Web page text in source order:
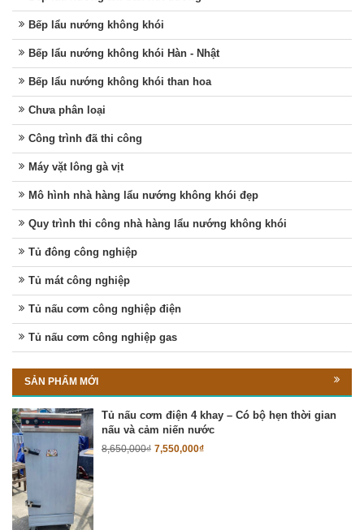
Bếp lẩu nướng không khói
Bếp lẩu nướng không khói Hàn - Nhật
Bếp lẩu nướng không khói than hoa
Chưa phân loại
Công trình đã thi công
Máy vặt lông gà vịt
Mô hình nhà hàng lẩu nướng không khói đẹp
Quy trình thi công nhà hàng lẩu nướng không khói
Tủ đông công nghiệp
Tủ mát công nghiệp
Tủ nấu cơm công nghiệp điện
Tủ nấu cơm công nghiệp gas
SẢN PHẨM MỚI
Tủ nấu cơm điện 4 khay – Có bộ hẹn thời gian
nấu và cảm niến nước
8,650,000₫ 7,550,000₫